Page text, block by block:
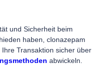
und Sicherheit beim
haben, clonazepam
Transaktion sicher über
abwickeln.